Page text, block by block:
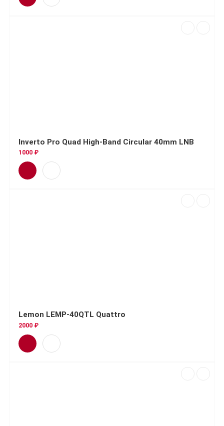
Inverto Pro Quad High-Band Circular 40mm LNB
1000 ₽
Lemon LEMP-40QTL Quattro
2000 ₽